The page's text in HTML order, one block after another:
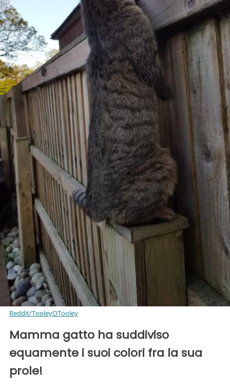
Reddit/TooleyOTooley
Mamma gatto ha suddiviso
equamente i suoi colori fra la sua
prole!